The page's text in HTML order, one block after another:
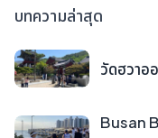
บทความล่าสุด
วัดฮวาอ
Busan